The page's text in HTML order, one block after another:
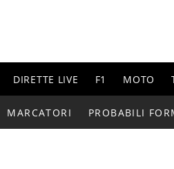
DIRETTE LIVE F1 MOTO
MARCATORI PROBABILI